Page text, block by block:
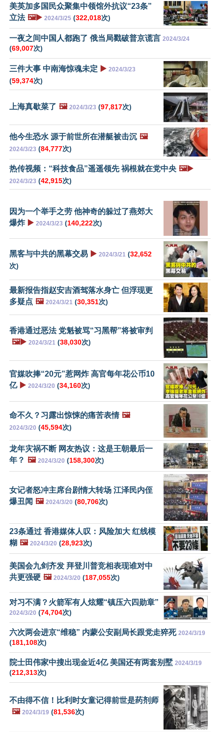
美英加多国民众聚集中领馆外抗议“23条”
立法 🖼️▶️ 2024/3/25 (322,018次)
一夜之间中国人都跑了 俄当局戳破普京谎言 2024/3/24
(69,007次)
三件大事 中南海惊魂未定 ▶️ 2024/3/23
(59,374次)
上海真歇菜了 🖼️ 2024/3/23 (97,817次)
他今生恐水 源于前世所在潜艇被击沉 🖼️
2024/3/23 (84,777次)
热传视频：“科技食品”遥遥领先 祸根就在党中央 🖼️▶️
2024/3/23 (42,915次)
因为一个举手之劳 他神奇的躲过了燕郊大
爆炸 ▶️ 2024/3/23 (140,222次)
黑客与中共的黑幕交易 ▶️ 2024/3/21 (32,652
次)
最新报告指赵安吉酒驾落水身亡 但浮现更
多疑点 🖼️ 2024/3/21 (30,351次)
香港通过恶法 党魁被骂“习黑帮”将被审判
🖼️▶️ 2024/3/21 (38,030次)
官媒吹捧“20元”惹网炸 高官每年花公币10
亿 ▶️ 2024/3/20 (34,160次)
命不久？习露出惊悚的痛苦表情 🖼️
2024/3/20 (45,594次)
龙年灾祸不断 网友热议：这是王朝最后一
年？ 🖼️ 2024/3/20 (158,300次)
女记者怒冲主席台剧情大转场 江泽民内侄
爆丑闻 🖼️ 2024/3/20 (80,706次)
23条通过 香港媒体人叹：风险加大 红线模
糊 🖼️ 2024/3/20 (28,923次)
美国会九剑齐发 拜登川普竞相表现谁对中
共更强硬 🖼️ 2024/3/20 (187,055次)
对习不满？火箭军有人炫耀“镇压六四勋章”
2024/3/20 (74,704次)
六次两会进京“维稳” 内蒙公安副局长跟党走猝死 2024/3/19
(181,108次)
院士田伟家中搜出现金近4亿 美国还有两套别墅 2024/3/19
(212,313次)
不由得不信！比利时女童记得前世是药剂师
🖼️ 2024/3/19 (81,536次)